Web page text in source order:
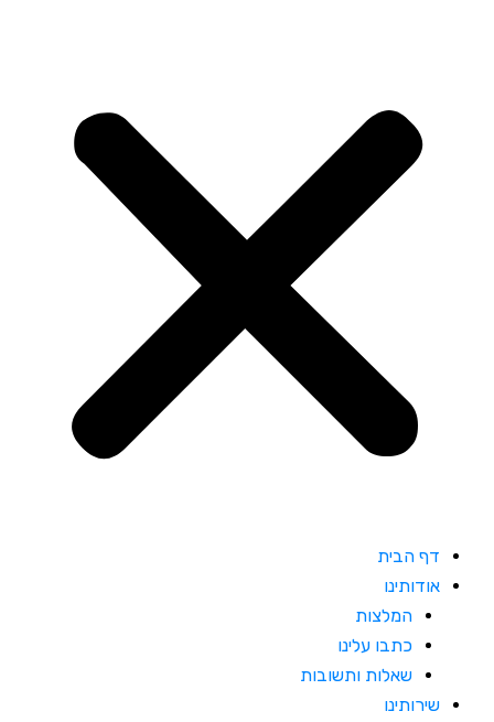
דף הבית
אודותינו
המלצות
כתבו עלינו
שאלות ותשובות
שירותינו